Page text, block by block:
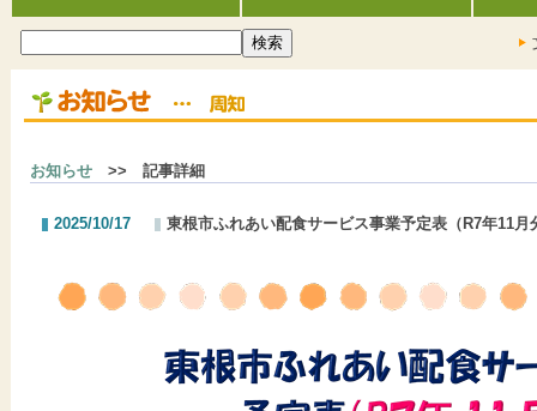
お知らせ >> 記事詳細
2025/10/17 東根市ふれあい配食サービス事業予定表（R7年11月